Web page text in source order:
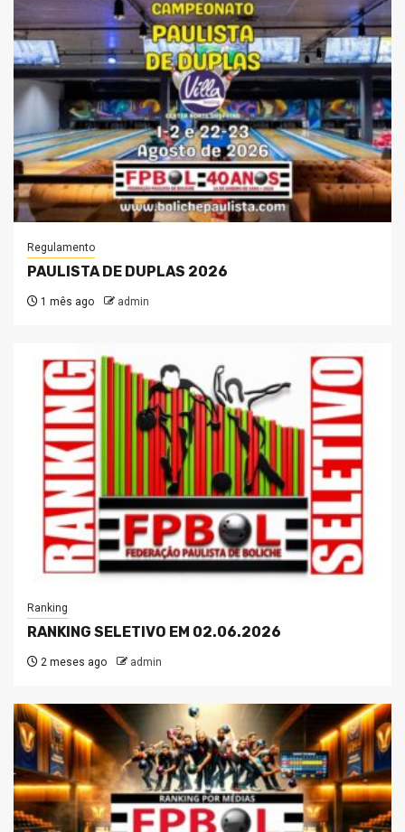
Regulamento
PAULISTA DE DUPLAS 2026
1 mês ago admin
Ranking
RANKING SELETIVO EM 02.06.2026
2 meses ago admin